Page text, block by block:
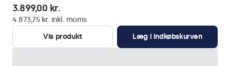
3.899,00 kr.
4.873,75 kr. inkl. moms
Vis produkt
Læg i indkøbskurven